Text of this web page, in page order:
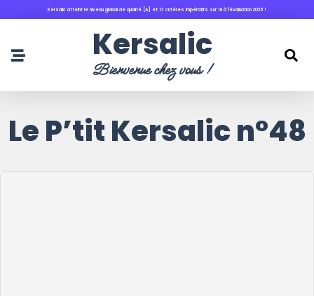
principalKersalic atteint le niveau global de qualité [A] et 17 critères impératifs sur 18 à l'évaluation 2025 !
Kersalic
Bienvenue chez vous !
Le P’tit Kersalic n°48